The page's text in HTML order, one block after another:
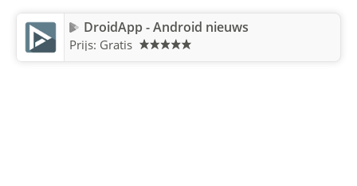
DroidApp - Android nieuws
Prijs: Gratis